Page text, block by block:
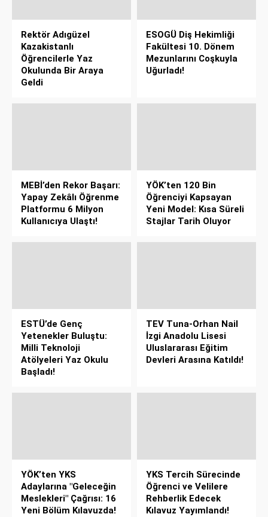
Rektör Adıgüzel
Kazakistanlı
Öğrencilerle Yaz
Okulunda Bir Araya
Geldi
ESOGÜ Diş Hekimliği
Fakültesi 10. Dönem
Mezunlarını Coşkuyla
Uğurladı!
MEBİ’den Rekor Başarı:
Yapay Zekâlı Öğrenme
Platformu 6 Milyon
Kullanıcıya Ulaştı!
YÖK’ten 120 Bin
Öğrenciyi Kapsayan
Yeni Model: Kısa Süreli
Stajlar Tarih Oluyor
ESTÜ’de Genç
Yetenekler Buluştu:
Milli Teknoloji
Atölyeleri Yaz Okulu
Başladı!
TEV Tuna-Orhan Nail
İzgi Anadolu Lisesi
Uluslararası Eğitim
Devleri Arasına Katıldı!
YÖK’ten YKS
Adaylarına "Geleceğin
Meslekleri" Çağrısı: 16
Yeni Bölüm Kılavuzda!
YKS Tercih Sürecinde
Öğrenci ve Velilere
Rehberlik Edecek
Kılavuz Yayımlandı!